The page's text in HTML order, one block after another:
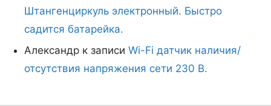
Штангенциркуль электронный. Быстро
садится батарейка.
Александр к записи Wi-Fi датчик наличия/
отсутствия напряжения сети 230 В.